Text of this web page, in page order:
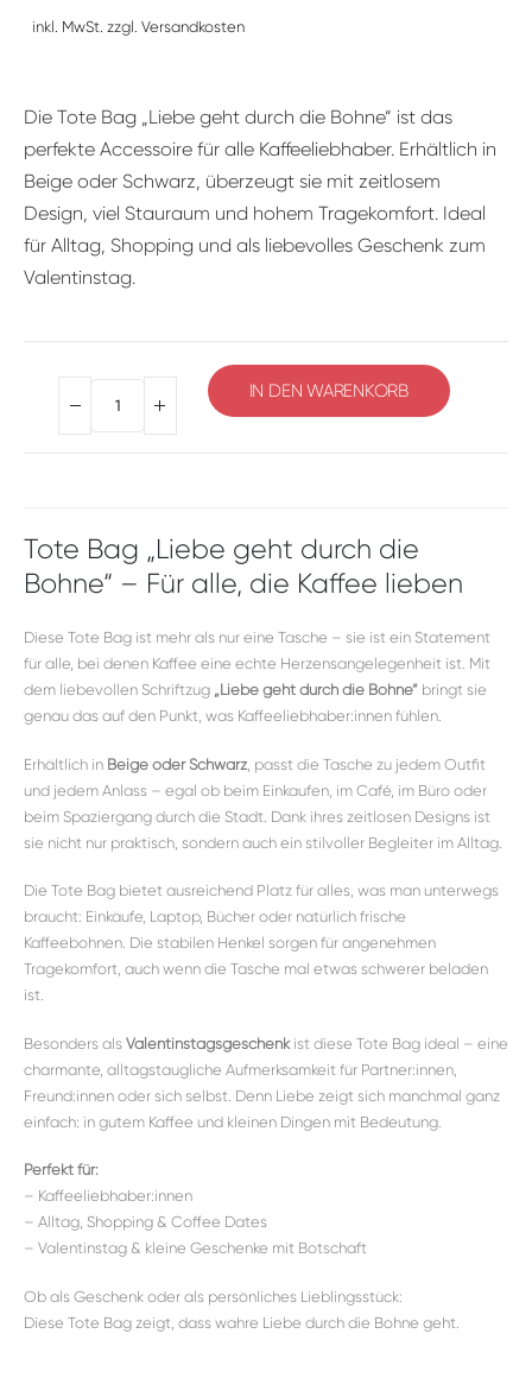
inkl. MwSt. zzgl. Versandkosten
Die Tote Bag „Liebe geht durch die Bohne“ ist das
perfekte Accessoire für alle Kaffeeliebhaber. Erhältlich in
Beige oder Schwarz, überzeugt sie mit zeitlosem
Design, viel Stauraum und hohem Tragekomfort. Ideal
für Alltag, Shopping und als liebevolles Geschenk zum
Valentinstag.
IN DEN WARENKORB
Tote Bag „Liebe geht durch die
Bohne“ – Für alle, die Kaffee lieben
Diese Tote Bag ist mehr als nur eine Tasche – sie ist ein Statement
für alle, bei denen Kaffee eine echte Herzensangelegenheit ist. Mit
dem liebevollen Schriftzug „Liebe geht durch die Bohne“ bringt sie
genau das auf den Punkt, was Kaffeeliebhaber:innen fühlen.
Erhältlich in Beige oder Schwarz , passt die Tasche zu jedem Outfit
und jedem Anlass – egal ob beim Einkaufen, im Café, im Büro oder
beim Spaziergang durch die Stadt. Dank ihres zeitlosen Designs ist
sie nicht nur praktisch, sondern auch ein stilvoller Begleiter im Alltag.
Die Tote Bag bietet ausreichend Platz für alles, was man unterwegs
braucht: Einkäufe, Laptop, Bücher oder natürlich frische
Kaffeebohnen. Die stabilen Henkel sorgen für angenehmen
Tragekomfort, auch wenn die Tasche mal etwas schwerer beladen
ist.
Besonders als Valentinstagsgeschenkist diese Tote Bag ideal – eine
charmante, alltagstaugliche Aufmerksamkeit für Partner:innen,
Freund:innen oder sich selbst. Denn Liebe zeigt sich manchmal ganz
einfach: in gutem Kaffee und kleinen Dingen mit Bedeutung.
Perfekt für:
– Kaffeeliebhaber:innen
– Alltag, Shopping & Coffee Dates
– Valentinstag & kleine Geschenke mit Botschaft
Ob als Geschenk oder als persönliches Lieblingsstück:
Diese Tote Bag zeigt, dass wahre Liebe durch die Bohne geht.